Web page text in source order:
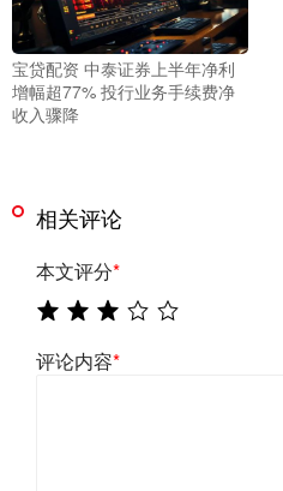
宝贷配资 中泰证券上半年净利
增幅超77% 投行业务手续费净
收入骤降
相关评论
本文评分*
评论内容*